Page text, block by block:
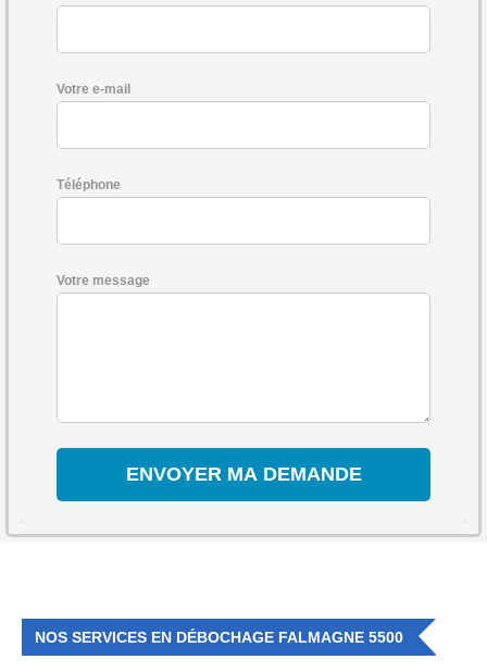
Votre e-mail
Téléphone
Votre message
NOS SERVICES EN DÉBOCHAGE FALMAGNE 5500